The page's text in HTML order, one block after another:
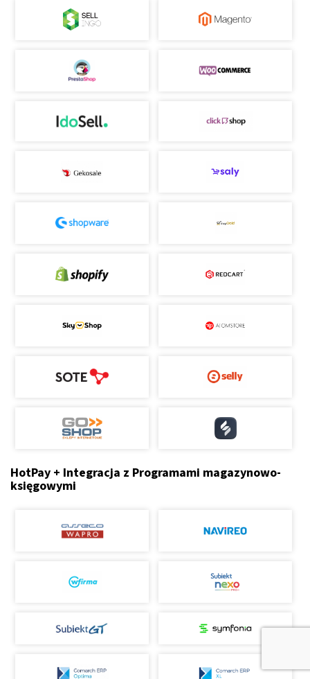
HotPay + Integracja z Programami magazynowo-
księgowymi